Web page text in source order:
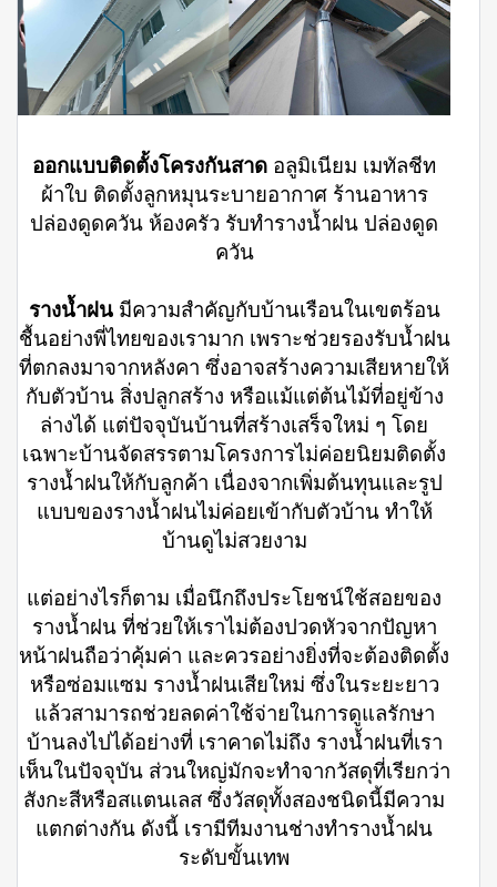
ออกแบบติดตั้งโครงกันสาด อลูมิเนียม เมทัลชีท
ผ้าใบ ติดตั้งลูกหมุนระบายอากาศ ร้านอาหาร
ปล่องดูดควัน ห้องครัว รับทำรางน้ำฝน ปล่องดูด
ควัน
รางน้ำฝน มีความสำคัญกับบ้านเรือนในเขตร้อน
ชื้นอย่างพี่ไทยของเรามาก เพราะช่วยรองรับน้ำฝน
ที่ตกลงมาจากหลังคา ซึ่งอาจสร้างความเสียหายให้
กับตัวบ้าน สิ่งปลูกสร้าง หรือแม้แต่ต้นไม้ที่อยู่ข้าง
ล่างได้ แต่ปัจจุบันบ้านที่สร้างเสร็จใหม่ ๆ โดย
เฉพาะบ้านจัดสรรตามโครงการไม่ค่อยนิยมติดตั้ง
รางน้ำฝนให้กับลูกค้า เนื่องจากเพิ่มต้นทุนและรูป
แบบของรางน้ำฝนไม่ค่อยเข้ากับตัวบ้าน ทำให้
บ้านดูไม่สวยงาม
แต่อย่างไรก็ตาม เมื่อนึกถึงประโยชน์ใช้สอยของ
รางน้ำฝน ที่ช่วยให้เราไม่ต้องปวดหัวจากปัญหา
หน้าฝนถือว่าคุ้มค่า และควรอย่างยิ่งที่จะต้องติดตั้ง
หรือซ่อมแซม รางน้ำฝนเสียใหม่ ซึ่งในระยะยาว
แล้วสามารถช่วยลดค่าใช้จ่ายในการดูแลรักษา
บ้านลงไปได้อย่างที่ เราคาดไม่ถึง รางน้ำฝนที่เรา
เห็นในปัจจุบัน ส่วนใหญ่มักจะทำจากวัสดุที่เรียกว่า
สังกะสีหรือสแตนเลส ซึ่งวัสดุทั้งสองชนิดนี้มีความ
แตกต่างกัน ดังนี้ เรามีทีมงานช่างทำรางน้ำฝน
ระดับขั้นเทพ